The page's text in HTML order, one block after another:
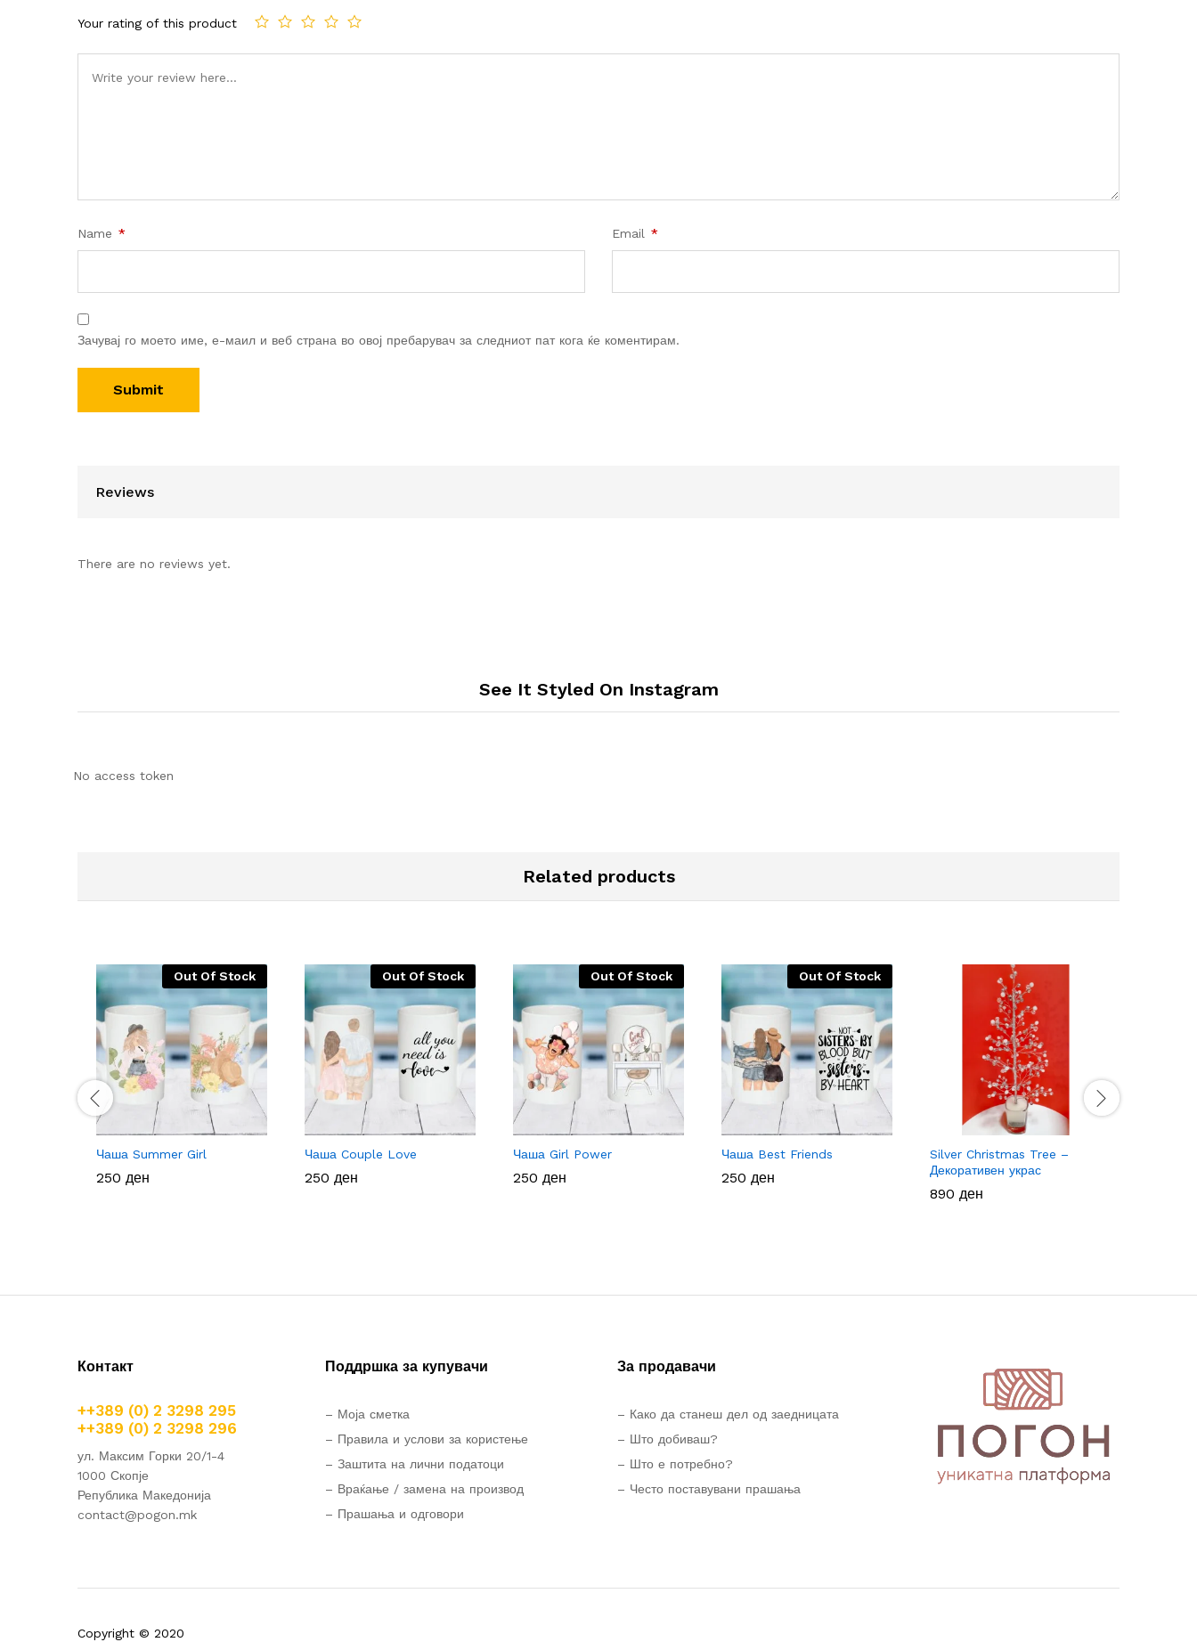
Your rating of this product
Name * Email *
Зачувај го моето име, е-маил и веб страна во овој пребарувач за следниот пат кога ќе коментирам.
Reviews
There are no reviews yet.
See It Styled On Instagram
No access token
Related products
Out Of Stock
Чаша Summer Girl
250 ден
250 ден
Out Of Stock
Чаша Couple Love
250 ден
250 ден
Out Of Stock
Чаша Girl Power
250 ден
250 ден
Out Of Stock
Чаша Best Friends
250 ден
250 ден
Silver Christmas Tree –
Декоративен украс
890 ден
890 ден
Контакт
++389 (0) 2 3298 295
++389 (0) 2 3298 296
ул. Максим Горки 20/1-4
1000 Скопје
Република Македонија
contact@pogon.mk
Поддршка за купувачи
– Моја сметка
– Правила и услови за користење
– Заштита на лични податоци
– Враќање / замена на производ
– Прашања и одговори
За продавачи
– Како да станеш дел од заедницата
– Што добиваш?
– Што е потребно?
– Често поставувани прашања
Copyright © 2020